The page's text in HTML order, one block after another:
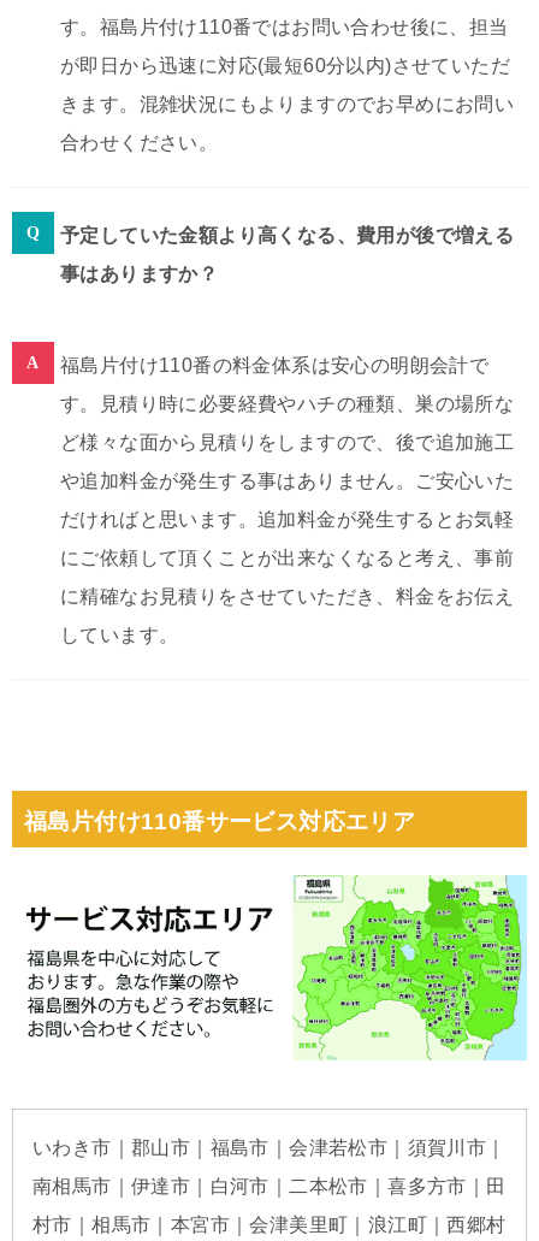
す。福島片付け110番ではお問い合わせ後に、担当
が即日から迅速に対応(最短60分以内)させていただ
きます。混雑状況にもよりますのでお早めにお問い
合わせください。
予定していた金額より高くなる、費用が後で増える
事はありますか？
福島片付け110番の料金体系は安心の明朗会計で
す。見積り時に必要経費やハチの種類、巣の場所な
ど様々な面から見積りをしますので、後で追加施工
や追加料金が発生する事はありません。ご安心いた
だければと思います。追加料金が発生するとお気軽
にご依頼して頂くことが出来なくなると考え、事前
に精確なお見積りをさせていただき、料金をお伝え
しています。
福島片付け110番サービス対応エリア
いわき市｜郡山市｜福島市｜会津若松市｜須賀川市｜
南相馬市｜伊達市｜白河市｜二本松市｜喜多方市｜田
村市｜相馬市｜本宮市｜会津美里町｜浪江町｜西郷村